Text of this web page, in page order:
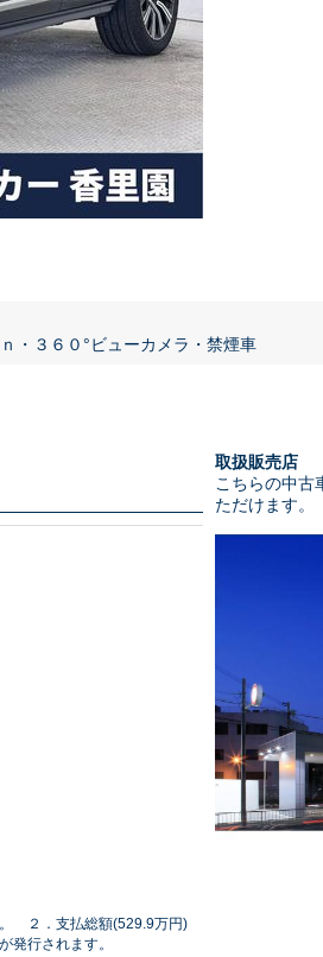
・３６０°ビューカメラ・禁煙車
。 ２．支払総額(529.9万円)
行されます。
取扱販売店
こちらの中
ただけます。